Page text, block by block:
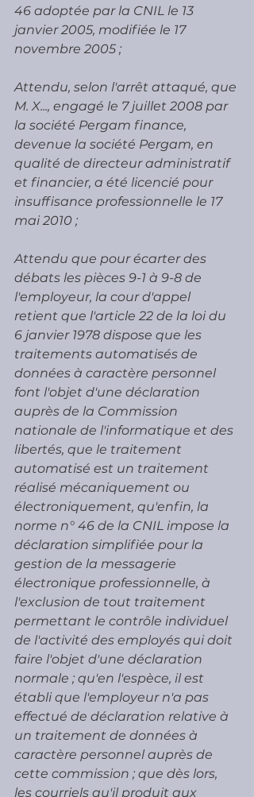
46 adoptée par la CNIL le 13
janvier 2005, modifiée le 17
novembre 2005 ;
Attendu, selon l'arrêt attaqué, que
M. X..., engagé le 7 juillet 2008 par
la société Pergam finance,
devenue la société Pergam, en
qualité de directeur administratif
et financier, a été licencié pour
insuffisance professionnelle le 17
mai 2010 ;
Attendu que pour écarter des
débats les pièces 9-1 à 9-8 de
l'employeur, la cour d'appel
retient que l'article 22 de la loi du
6 janvier 1978 dispose que les
traitements automatisés de
données à caractère personnel
font l'objet d'une déclaration
auprès de la Commission
nationale de l'informatique et des
libertés, que le traitement
automatisé est un traitement
réalisé mécaniquement ou
électroniquement, qu'enfin, la
norme n° 46 de la CNIL impose la
déclaration simplifiée pour la
gestion de la messagerie
électronique professionnelle, à
l'exclusion de tout traitement
permettant le contrôle individuel
de l'activité des employés qui doit
faire l'objet d'une déclaration
normale ; qu'en l'espèce, il est
établi que l'employeur n'a pas
effectué de déclaration relative à
un traitement de données à
caractère personnel auprès de
cette commission ; que dès lors,
les courriels qu'il produit aux